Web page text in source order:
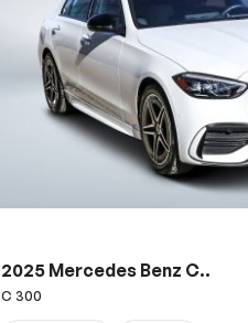
2025 Mercedes Benz C..
C 300